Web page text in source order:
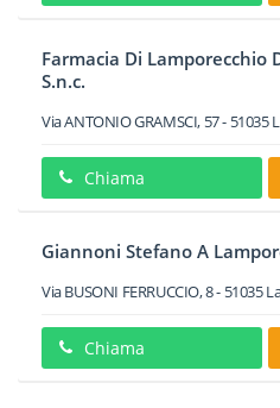
Farmacia Di Lamporecchio
S.n.c.
Via ANTONIO GRAMSCI, 57- 51035
Chiama
Giannoni Stefano A
Via BUSONI FERRUCCIO, 8- 51035
Chiama